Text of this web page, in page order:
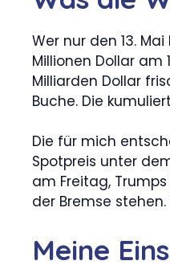
Wer nur den 13.
Millionen Dollar am
Milliarden Dollar
Buche. Die
Die für mich
Spotpreis unter
am Freitag,
der Bremse
Meine